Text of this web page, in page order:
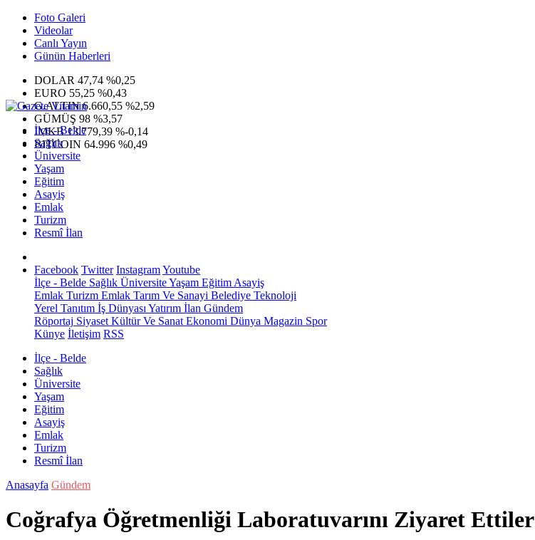
Foto Galeri
Videolar
Canlı Yayın
Günün Haberleri
DOLAR 47,74 %0,25
EURO 55,25 %0,43
G.ALTIN6.660,55 %2,59
GÜMÜŞ 98 %3,57
IMKB13.779,39 %-0,14
BITCOIN 64.996 %0,49
İlçe - Belde
Sağlık
Üniversite
Yaşam
Eğitim
Asayiş
Emlak
Turizm
Resmî İlan
Facebook Twitter InstagramYoutube
İlçe - Belde Sağlık ÜniversiteYaşam Eğitim Asayiş
Emlak Turizm Emlak Tarım Ve Sanayi Belediye Teknoloji
Yerel Tanıtım İş Dünyası Yatırım İlan Gündem
Röportaj Siyaset Kültür Ve Sanat Ekonomi Dünya Magazin Spor
Künye İletişim RSS
İlçe - Belde
Sağlık
Üniversite
Yaşam
Eğitim
Asayiş
Emlak
Turizm
Resmî İlan
Anasayfa Gündem
Coğrafya Öğretmenliği Laboratuvarını Ziyaret Ettiler